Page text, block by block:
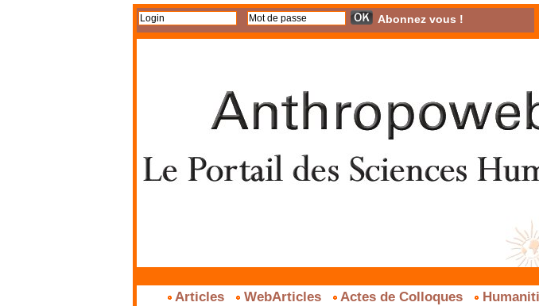
Abonnez vous !
Articles WebArticles Actes de Colloques